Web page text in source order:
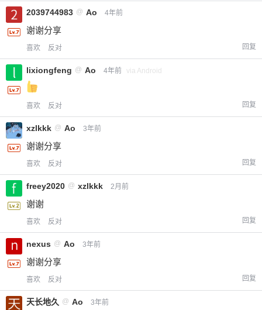
2039744983 @ Ao 4年前
谢谢分享
喜欢 反对 回复
lixiongfeng @ Ao 4年前 via Android
喜欢 反对 回复
xzlkkk @ Ao 3年前
谢谢分享
喜欢 反对 回复
freey2020 @ xzlkkk 2月前
谢谢
喜欢 反对 回复
nexus @ Ao 3年前
谢谢分享
喜欢 反对 回复
天长地久 @ Ao 3年前